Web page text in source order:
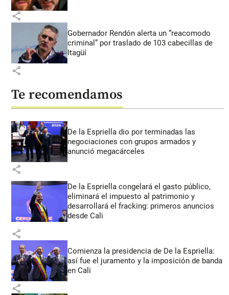
share
Gobernador Rendón alerta un “reacomodo
criminal” por traslado de 103 cabecillas de
Itagüí
share
Te recomendamos
De la Espriella dio por terminadas las
negociaciones con grupos armados y
anunció megacárceles
share
De la Espriella congelará el gasto público,
eliminará el impuesto al patrimonio y
desarrollará el fracking: primeros anuncios
desde Cali
share
Comienza la presidencia de De la Espriella:
así fue el juramento y la imposición de banda
en Cali
share